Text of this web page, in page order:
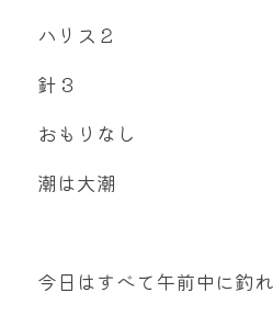
ハリス２
針３
おもりなし
潮は大潮
今日はすべて午前中に釣